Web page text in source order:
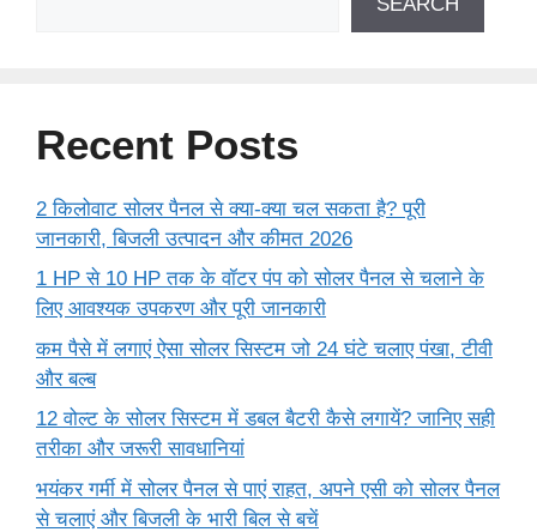
Recent Posts
2 किलोवाट सोलर पैनल से क्या-क्या चल सकता है? पूरी
जानकारी, बिजली उत्पादन और कीमत 2026
1 HP से 10 HP तक के वॉटर पंप को सोलर पैनल से चलाने के
लिए आवश्यक उपकरण और पूरी जानकारी
कम पैसे में लगाएं ऐसा सोलर सिस्टम जो 24 घंटे चलाए पंखा, टीवी
और बल्ब
12 वोल्ट के सोलर सिस्टम में डबल बैटरी कैसे लगायें? जानिए सही
तरीका और जरूरी सावधानियां
भयंकर गर्मी में सोलर पैनल से पाएं राहत, अपने एसी को सोलर पैनल
से चलाएं और बिजली के भारी बिल से बचें